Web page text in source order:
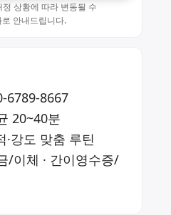
정 상황에 따라 변동될 수
안내드립니다.
6789-8667
20~40분
·강도 맞춤 루틴
/이체 · 간이영수증/